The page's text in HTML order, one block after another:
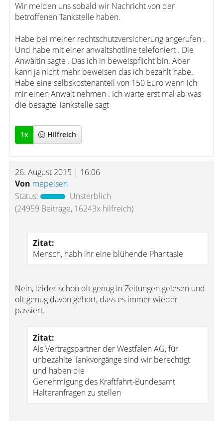
Wir melden uns sobald wir Nachricht von der
betroffenen Tankstelle haben.
Habe bei meiner rechtschutzversicherung angerufen .
Und habe mit einer anwaltshotline telefoniert . Die
Anwältin sagte . Das ich in beweispflicht bin. Aber
kann ja nicht mehr beweisen das ich bezahlt habe.
Habe eine selbskostenanteil von 150 Euro wenn ich
mir einen Anwalt nehmen . Ich warte erst mal ab was
die besagte Tankstelle sagt
1x Hilfreich
26. August 2015 | 16:06
Von mepeisen
Status:
Unsterblich
(24959 Beiträge, 16243x hilfreich)
Zitat:
Mensch, habh ihr eine blühende Phantasie
Nein, leider schon oft genug in Zeitungen gelesen und
oft genug davon gehört, dass es immer wieder
passiert.
Zitat:
Als Vertragspartner der Westfalen AG, für
unbezahlte Tankvorgänge sind wir berechtigt
und haben die
Genehmigung des Kraftfahrt-Bundesamt
Halteranfragen zu stellen